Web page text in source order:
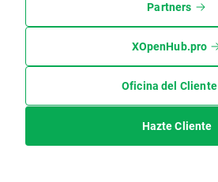
Partners
XOpenHub.pro
Oficina del Cliente
Hazte Cliente